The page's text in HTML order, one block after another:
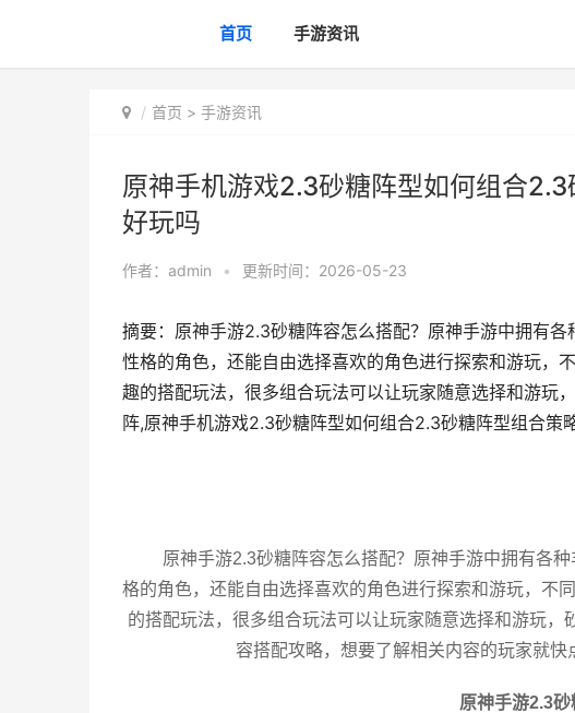
首页 手游资讯
首页 > 手游资讯
原神手机游戏2.3砂糖阵型如何组合
好玩吗
作者： admin • 更新时间：2026-05-23
摘要：原神手游2.3砂糖阵容怎么搭配？原神手游中拥有
性格的角色，还能自由选择喜欢的角色进行探索和游玩，
趣的搭配玩法，很多组合玩法可以让玩家随意选择和游玩
阵,原神手机游戏2.3砂糖阵型如何组合2.3砂糖阵型组合策
原神手游2.3砂糖阵容怎么搭配？原神手游中拥有各
格的角色，还能自由选择喜欢的角色进行探索和游玩，不
的搭配玩法，很多组合玩法可以让玩家随意选择和游玩
容搭配攻略，想要了解相关内容的玩家就快
原神手游2.3